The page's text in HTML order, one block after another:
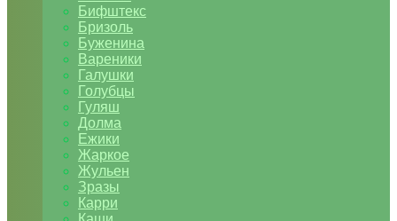
Бифштекс
Бризоль
Буженина
Вареники
Галушки
Голубцы
Гуляш
Долма
Ежики
Жаркое
Жульен
Зразы
Карри